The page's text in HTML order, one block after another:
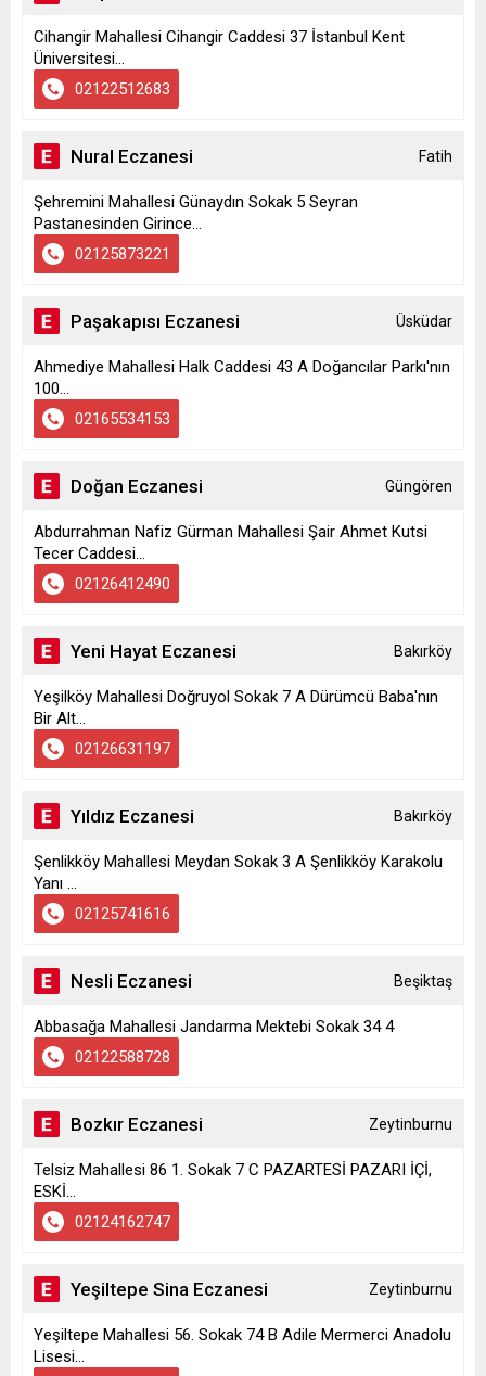
Cihangir Mahallesi Cihangir Caddesi 37 İstanbul Kent
Üniversitesi...
02122512683
Nural Eczanesi Fatih
Şehremini Mahallesi Günaydın Sokak 5 Seyran
Pastanesinden Girince...
02125873221
Paşakapısı Eczanesi Üsküdar
Ahmediye Mahallesi Halk Caddesi 43 A Doğancılar Parkı'nın
100...
02165534153
Doğan Eczanesi Güngören
Abdurrahman Nafiz Gürman Mahallesi Şair Ahmet Kutsi
Tecer Caddesi...
02126412490
Yeni Hayat Eczanesi Bakırköy
Yeşilköy Mahallesi Doğruyol Sokak 7 A Dürümcü Baba'nın
Bir Alt...
02126631197
Yıldız Eczanesi Bakırköy
Şenlikköy Mahallesi Meydan Sokak 3 A Şenlikköy Karakolu
Yanı ...
02125741616
Nesli Eczanesi Beşiktaş
Abbasağa Mahallesi Jandarma Mektebi Sokak 34 4
02122588728
Bozkır Eczanesi Zeytinburnu
Telsiz Mahallesi 86 1. Sokak 7 C PAZARTESİ PAZARI İÇİ,
ESKİ...
02124162747
Yeşiltepe Sina Eczanesi Zeytinburnu
Yeşiltepe Mahallesi 56. Sokak 74 B Adile Mermerci Anadolu
Lisesi...